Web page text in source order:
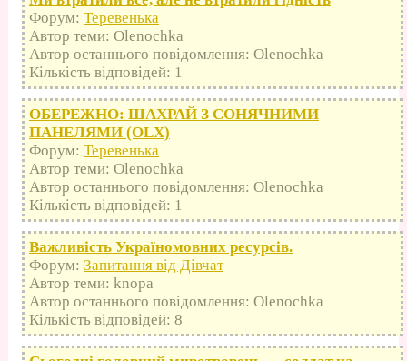
Форум: Теревенька
Автор теми: Olenochka
Автор останнього повідомлення: Olenochka
Кількість відповідей: 1
ОБЕРЕЖНО: ШАХРАЙ З СОНЯЧНИМИ
ПАНЕЛЯМИ (OLX)
Форум: Теревенька
Автор теми: Olenochka
Автор останнього повідомлення: Olenochka
Кількість відповідей: 1
Важливість Україномовних ресурсів.
Форум: Запитання від Дівчат
Автор теми: knopa
Автор останнього повідомлення: Olenochka
Кількість відповідей: 8